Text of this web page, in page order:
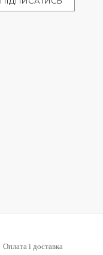
Оплата і доставка